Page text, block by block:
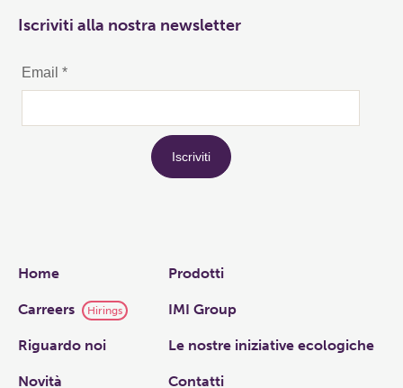
Links
Home Prodotti
Carreers Hirings IMI Group
Riguardo noi Le nostre iniziative ecologiche
Novità Contatti
Iscriviti alla nostra newsletter